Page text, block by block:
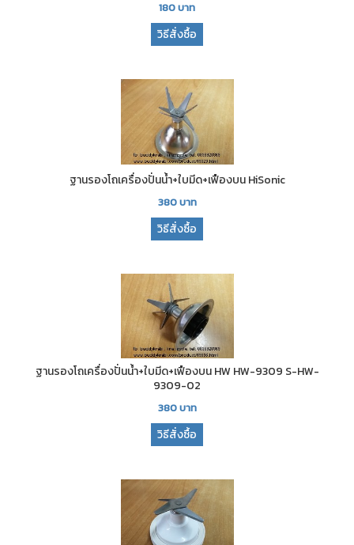
180บาท
วิธีสั่งซื้อ
ฐานรองโถเครื่องปั่นน้ำ+ใบมีด+เฟืองบน HiSonic
380บาท
วิธีสั่งซื้อ
ฐานรองโถเครื่องปั่นน้ำ+ใบมีด+เฟืองบน HW HW-9309 S-HW-
9309-02
380บาท
วิธีสั่งซื้อ